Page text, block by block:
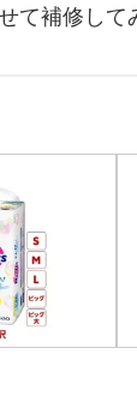
て補修して